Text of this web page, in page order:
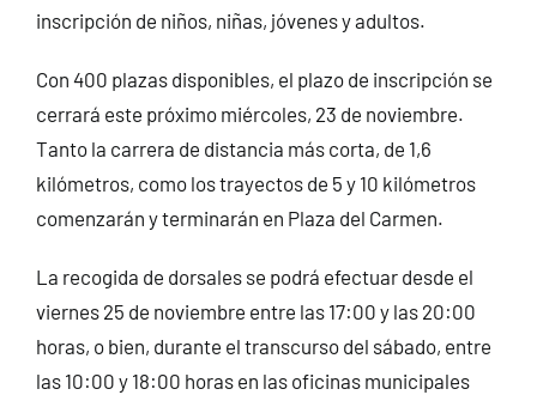
inscripción de niños, niñas, jóvenes y adultos.
Con 400 plazas disponibles, el plazo de inscripción se
cerrará este próximo miércoles, 23 de noviembre.
Tanto la carrera de distancia más corta, de 1,6
kilómetros, como los trayectos de 5 y 10 kilómetros
comenzarán y terminarán en Plaza del Carmen.
La recogida de dorsales se podrá efectuar desde el
viernes 25 de noviembre entre las 17:00 y las 20:00
horas, o bien, durante el transcurso del sábado, entre
las 10:00 y 18:00 horas en las oficinas municipales